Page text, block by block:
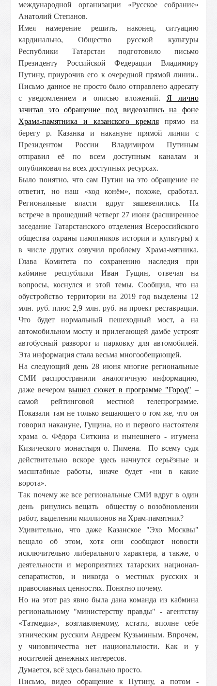
международной организации «Русское собрание»
Анатолий Степанов.
Имея намерение решить, наконец, ситуацию
кардинально, Общество русской культуры
Республики Татарстан подготовило письмо
Президенту Российской Федерации Владимиру
Путину, приурочив его к очередной прямой линии..
Письмо данное не просто было отправлено адресату
с уведомлением и описью вложений. Я лично
зачитал это обращение под видеозапись на фоне
Храма-памятника и казанского кремляпрямо на
берегу р. Казанка и накануне прямой линии с
Президентом России Владимиром Путиным
отправил её по всем доступным каналам и
опубликовал на всех доступных ресурсах.
Было понятно, что сам Путин на это обращение не
ответит, но наш «ход конём», похоже, сработал.
Региональные власти вдруг зашевелились. На
встрече в прошедший четверг 27 июня (расширенное
заседание Татарстанского отделения Всероссийского
общества охраны памятников истории и культуры) я
в числе других озвучил проблему Храма-мятника.
Глава Комитета по сохранению наследия при
кабмине республики Иван Гущин, отвечая на
вопросы, коснулся и этой темы. Сообщил, что на
обустройство территории на 2019 год выделены 12
млн. руб. плюс 2,9 млн. руб. на проект реставрации.
Что будет нормальный пешеходный мост, а на
автомобильном мосту и прилегающей дамбе устроят
автобусный разворот и парковку для автомобилей.
Эта информация стала весьма многообещающей.
На следующий день 28 июня многие региональные
СМИ распространили аналогичную информацию,
даже вечеромвышел сюжет в программе "Город" –
самой рейтинговой местной телепрограмме.
Показали там не только вещающего о том же, что он
говорил накануне, Гущина, но и первого настоятеля
храма о. Фёдора Ситкина и нынешнего - игумена
Кизического монастыря о. Пимена. По всему судя
действительно вскоре здесь начнутся серьёзные и
масштабные работы, иначе будет «ни в какие
ворота».
Так почему же все региональные СМИ вдруг в один
день ринулись вещать обществу о возобновлении
работ, выделении миллионов на Храм-памятник?
Удивительно, что даже Казанское "Эхо Москвы"
вещало об этом, хотя они сообщают новости
исключительно либерального характера, а также, о
деятельности и мероприятиях татарских национал-
сепаратистов, и никогда о местных русских и
православных ценностях. Понятно почему.
Но на этот раз явно была дана команда из кабмина
региональному "министерству правды" - агентству
«Татмедиа», возглавляемому, кстати, вполне себе
этническим русским Андреем Кузьминым. Впрочем,
у чиновничества нет национальности. Как и у
носителей денежных интересов.
Думается, всё здесь банально просто.
Письмо, видео обращение к Путину, а потом -